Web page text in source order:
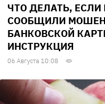
ЧТО ДЕЛАТЬ,
СООБЩИЛИ
БАНКОВСКОЙ
ИНСТРУКЦИЯ
06 Августа 10:08